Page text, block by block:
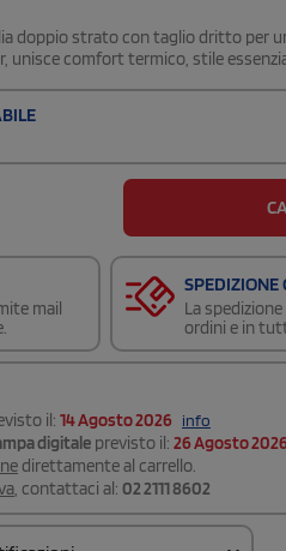
doppio strato con taglio dritto per
comfort termico, stile
mail
SPEDIZIONE
La
ordini e in
il: 14 Agosto 2026 info
digitale previsto il: 26 Agosto
direttamente al carrello.
, contattaci al: 02 2111 8602